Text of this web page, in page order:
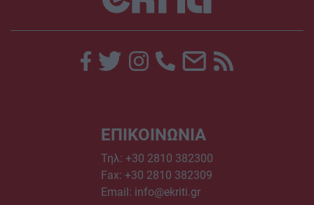
ΕΠΙΚΟΙΝΩΝΙΑ
Τηλ: +30 2810 382300
Fax: +30 2810 382309
Email: info@ekriti.gr